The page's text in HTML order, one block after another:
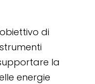
di
la
energie